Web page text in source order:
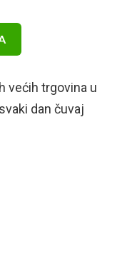
većih trgovina u
dan čuvaj